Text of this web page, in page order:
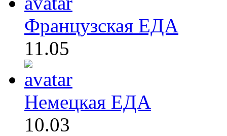
Французская ЕДА
11.05
Немецкая ЕДА
10.03